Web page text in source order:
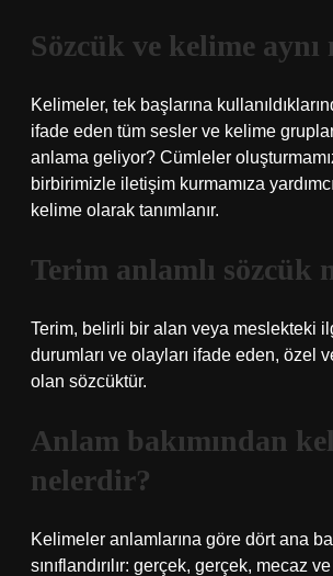
Sözcük ve kelime aynı
Kelimeler, tek başlarına
ifade eden tüm sesler ve kelime
anlama geliyor? Cümleler
birbirimizle iletişim kurmamıza
kelime olarak tanımlanır.
Terim anlamlı sözcük
Terim, belirli bir alan veya meslekteki
durumları ve olayları ifade eden, özel
olan sözcüktür.
Anlam bakımından
nelerdir?
Kelimeler anlamlarına göre dört ana
sınıflandırılır: gerçek, gerçek, mecaz